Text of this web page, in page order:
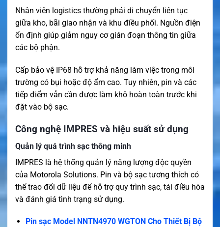
Nhân viên logistics thường phải di chuyển liên tục
giữa kho, bãi giao nhận và khu điều phối. Nguồn điện
ổn định giúp giảm nguy cơ gián đoạn thông tin giữa
các bộ phận.
Cấp bảo vệ IP68 hỗ trợ khả năng làm việc trong môi
trường có bụi hoặc độ ẩm cao. Tuy nhiên, pin và các
tiếp điểm vẫn cần được làm khô hoàn toàn trước khi
đặt vào bộ sạc.
Công nghệ IMPRES và hiệu suất sử dụng
Quản lý quá trình sạc thông minh
IMPRES là hệ thống quản lý năng lượng độc quyền
của Motorola Solutions. Pin và bộ sạc tương thích có
thể trao đổi dữ liệu để hỗ trợ quy trình sạc, tái điều hòa
và đánh giá tình trạng sử dụng.
Pin sạc Model NNTN4970 WGTON Cho Thiết Bị Bộ